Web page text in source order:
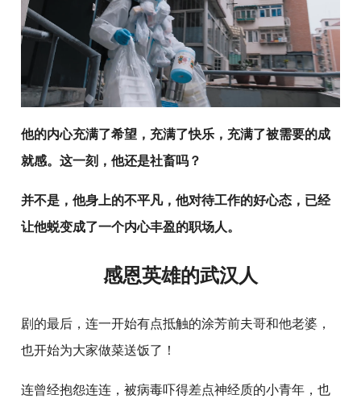
他的内心充满了希望，充满了快乐，充满了被需要的成
就感。这一刻，他还是社畜吗？
并不是，他身上的不平凡，他对待工作的好心态，已经
让他蜕变成了一个内心丰盈的职场人。
感恩英雄的武汉人
剧的最后，连一开始有点抵触的涂芳前夫哥和他老婆，
也开始为大家做菜送饭了！
连曾经抱怨连连，被病毒吓得差点神经质的小青年，也